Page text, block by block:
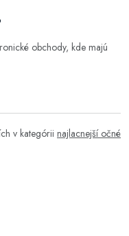
obchody, kde majú
v kategórii najlacnejší očné